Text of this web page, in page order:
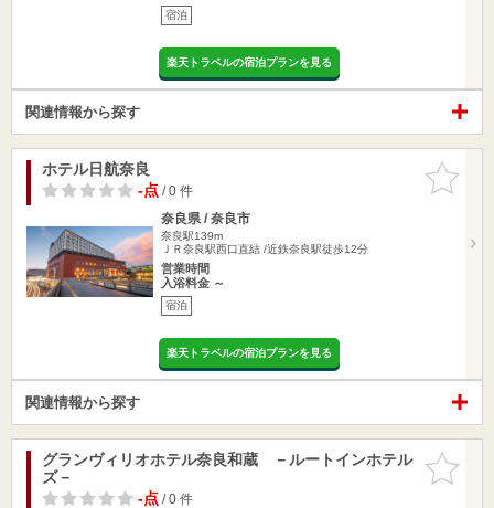
宿泊
楽天トラベルの宿泊プランを見る
関連情報から探す
お気に入
りに追加
ホテル日航奈良
-点/ 0 件
奈良県 / 奈良市
奈良駅139m
ＪＲ奈良駅西口直結 /近鉄奈良駅徒歩12分
営業時間
入浴料金 ～
宿泊
楽天トラベルの宿泊プランを見る
関連情報から探す
お気に入
りに追加
グランヴィリオホテル奈良和蔵 －ルートインホテル
ズ－
-点/ 0 件